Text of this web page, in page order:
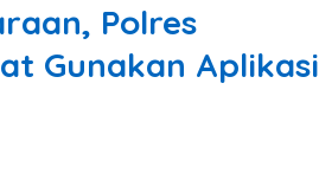
Polres
Gunakan Aplikasi